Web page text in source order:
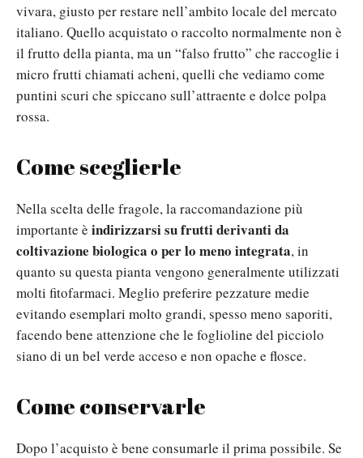
vivara, giusto per restare nell’ambito locale del mercato
italiano. Quello acquistato o raccolto normalmente non è
il frutto della pianta, ma un “falso frutto” che raccoglie i
micro frutti chiamati acheni, quelli che vediamo come
puntini scuri che spiccano sull’attraente e dolce polpa
rossa.
Come sceglierle
Nella scelta delle fragole, la raccomandazione più
importante è indirizzarsi sufrutti derivanti da
coltivazione biologica o per lo meno integrata, in
quanto su questa pianta vengono generalmente utilizzati
molti fitofarmaci. Meglio preferire pezzature medie
evitando esemplari molto grandi, spesso meno saporiti,
facendo bene attenzione che le foglioline del picciolo
siano di un bel verde acceso e non opache e flosce.
Come conservarle
Dopo l’acquisto è bene consumarle il prima possibile. Se